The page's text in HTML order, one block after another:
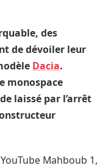
des
de dévoiler leur
Dacia.
monospace
laissé par l’arrêt
Mahboub 1,